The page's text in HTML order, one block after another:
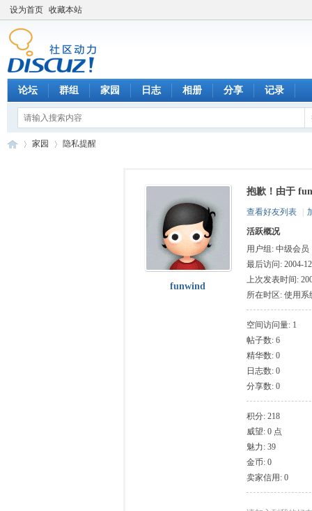
设为首页 收藏本站
论坛 群组 家园 日志 相册 分享 记录
家园 隐私提醒
funwind
抱歉！由于
查看好友列表
活跃概况
用户组: 中级会员
最后访问: 2004-
上次发表时间:
所在时区: 使用系
空间访问量: 1
帖子数: 6
精华数: 0
日志数: 0
分享数: 0
积分: 218
威望: 0 点
魅力: 39
金币: 0
卖家信用: 0